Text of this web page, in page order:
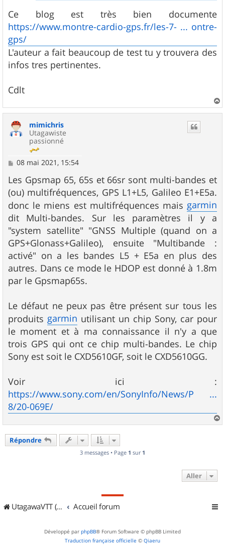
Ce blog est très bien documente
https://www.montre-cardio-gps.fr/les-7- ... ontre-
gps/
L'auteur a fait beaucoup de test tu y trouvera des
infos tres pertinentes.
Cdlt
a
mimichris
Utagawiste
passionné
M
s
s
a
g
e
08 mai 2021, 15:54
Les Gpsmap 65, 65s et 66sr sont multi-bandes et
(ou) multifréquences, GPS L1+L5, Galileo E1+E5a.
donc le miens est multifréquences mais garmin
dit Multi-bandes. Sur les paramètres il y a
"system satellite" "GNSS Multiple (quand on a
GPS+Glonass+Galileo), ensuite "Multibande :
activé" on a les bandes L5 + E5a en plus des
autres. Dans ce mode le HDOP est donné à 1.8m
par le Gpsmap65s.
Le défaut ne peux pas être présent sur tous les
produits garmin utilisant un chip Sony, car pour
le moment et à ma connaissance il n'y a que
trois GPS qui ont ce chip multi-bandes. Le chip
Sony est soit le CXD5610GF, soit le CXD5610GG.
Voir ici :
https://www.sony.com/en/SonyInfo/News/P ...
8/20-069E/
a
Répondre
3 messages • Page 1 sur 1
Aller
UtagawaVTT (Randos VTT et VTTAE avec traces GPS) Accueil forum
Développé par phpBB® Forum Software © phpBB Limited
Traduction française officielle © Qiaeru